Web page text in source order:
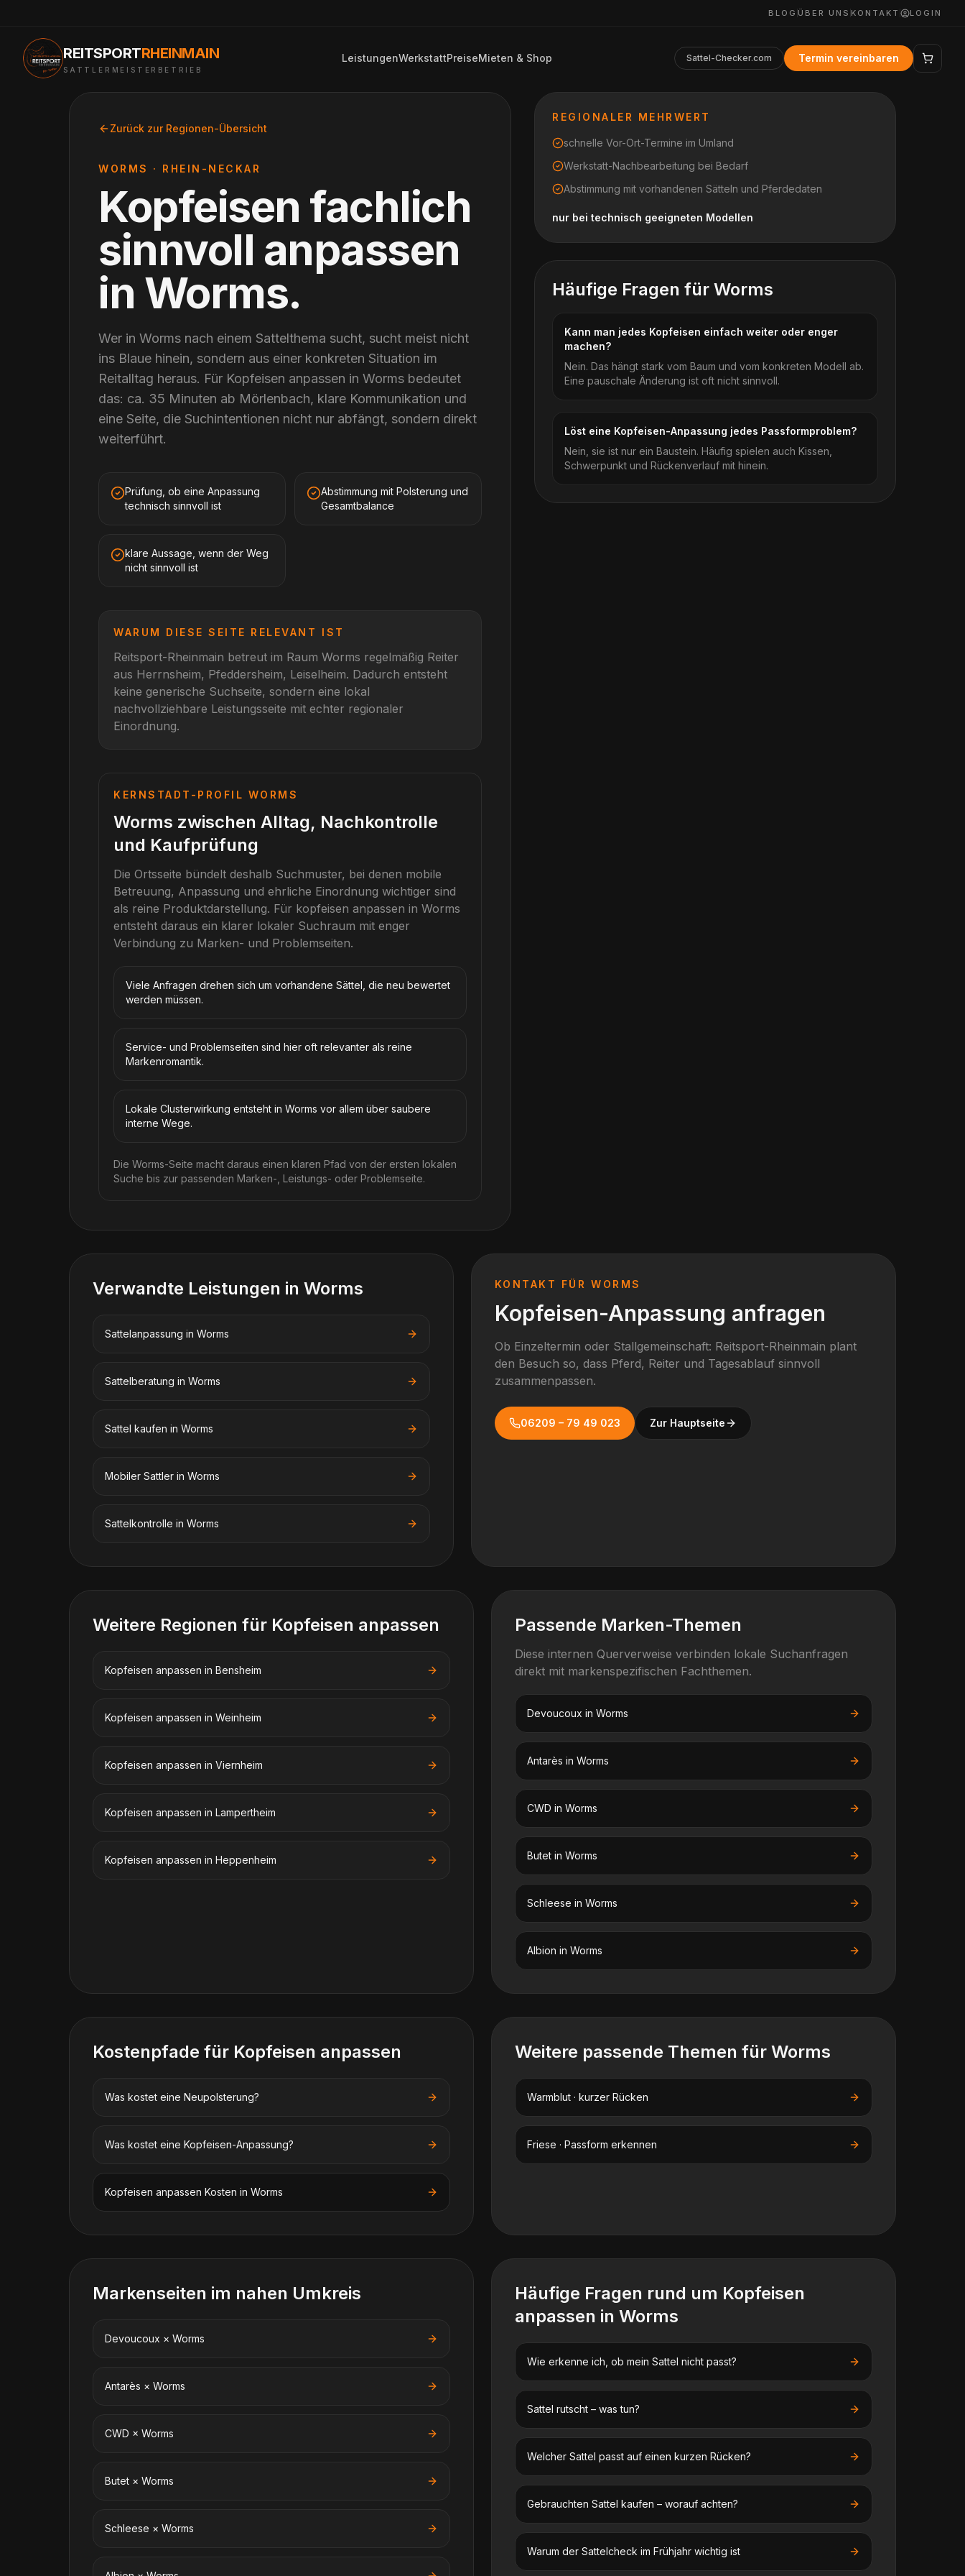
BLOG ÜBER UNS KONTAKT LOGIN
REITSPORTRHEINMAIN
SATTLERMEISTERBETRIEB
LeistungenWerkstattPreiseMieten & Shop Sattel-Checker.com Termin vereinbaren
Zurück zur Regionen-Übersicht
WORMS · RHEIN-NECKAR
Kopfeisen fachlich
sinnvoll anpassen
in Worms.
Wer in Worms nach einem Sattelthema sucht, sucht meist nicht
ins Blaue hinein, sondern aus einer konkreten Situation im
Reitalltag heraus. Für Kopfeisen anpassen in Worms bedeutet
das: ca. 35 Minuten ab Mörlenbach, klare Kommunikation und
eine Seite, die Suchintentionen nicht nur abfängt, sondern direkt
weiterführt.
Prüfung, ob eine Anpassung
technisch sinnvoll ist
Abstimmung mit Polsterung und
Gesamtbalance
klare Aussage, wenn der Weg
nicht sinnvoll ist
WARUM DIESE SEITE RELEVANT IST
Reitsport-Rheinmain betreut im Raum Worms regelmäßig Reiter
aus Herrnsheim, Pfeddersheim, Leiselheim. Dadurch entsteht
keine generische Suchseite, sondern eine lokal
nachvollziehbare Leistungsseite mit echter regionaler
Einordnung.
KERNSTADT-PROFIL WORMS
Worms zwischen Alltag, Nachkontrolle
und Kaufprüfung
Die Ortsseite bündelt deshalb Suchmuster, bei denen mobile
Betreuung, Anpassung und ehrliche Einordnung wichtiger sind
als reine Produktdarstellung. Für kopfeisen anpassen in Worms
entsteht daraus ein klarer lokaler Suchraum mit enger
Verbindung zu Marken- und Problemseiten.
Viele Anfragen drehen sich um vorhandene Sättel, die neu bewertet
werden müssen.
Service- und Problemseiten sind hier oft relevanter als reine
Markenromantik.
Lokale Clusterwirkung entsteht in Worms vor allem über saubere
interne Wege.
Die Worms-Seite macht daraus einen klaren Pfad von der ersten lokalen
Suche bis zur passenden Marken-, Leistungs- oder Problemseite.
REGIONALER MEHRWERT
schnelle Vor-Ort-Termine im Umland
Werkstatt-Nachbearbeitung bei Bedarf
Abstimmung mit vorhandenen Sätteln und Pferdedaten
nur bei technisch geeigneten Modellen
Häufige Fragen für Worms
Kann man jedes Kopfeisen einfach weiter oder enger
machen?
Nein. Das hängt stark vom Baum und vom konkreten Modell ab.
Eine pauschale Änderung ist oft nicht sinnvoll.
Löst eine Kopfeisen-Anpassung jedes Passformproblem?
Nein, sie ist nur ein Baustein. Häufig spielen auch Kissen,
Schwerpunkt und Rückenverlauf mit hinein.
Verwandte Leistungen in Worms
Sattelanpassung in Worms
Sattelberatung in Worms
Sattel kaufen in Worms
Mobiler Sattler in Worms
Sattelkontrolle in Worms
KONTAKT FÜRWORMS
Kopfeisen-Anpassung anfragen
Ob Einzeltermin oder Stallgemeinschaft: Reitsport-Rheinmain plant
den Besuch so, dass Pferd, Reiter und Tagesablauf sinnvoll
zusammenpassen.
06209 – 79 49 023 Zur Hauptseite
Weitere Regionen für Kopfeisen anpassen
Kopfeisen anpassen in Bensheim
Kopfeisen anpassen in Weinheim
Kopfeisen anpassen in Viernheim
Kopfeisen anpassen in Lampertheim
Kopfeisen anpassen in Heppenheim
Passende Marken-Themen
Diese internen Querverweise verbinden lokale Suchanfragen
direkt mit markenspezifischen Fachthemen.
Devoucoux in Worms
Antarès in Worms
CWD in Worms
Butet in Worms
Schleese in Worms
Albion in Worms
Kostenpfade für Kopfeisen anpassen
Was kostet eine Neupolsterung?
Was kostet eine Kopfeisen-Anpassung?
Kopfeisen anpassen Kosten in Worms
Weitere passende Themen für Worms
Warmblut · kurzer Rücken
Friese · Passform erkennen
Markenseiten im nahen Umkreis
Devoucoux × Worms
Antarès × Worms
CWD × Worms
Butet × Worms
Schleese × Worms
Häufige Fragen rund um Kopfeisen
anpassen in Worms
Wie erkenne ich, ob mein Sattel nicht passt?
Sattel rutscht – was tun?
Welcher Sattel passt auf einen kurzen Rücken?
Gebrauchten Sattel kaufen – worauf achten?
Warum der Sattelcheck im Frühjahr wichtig ist